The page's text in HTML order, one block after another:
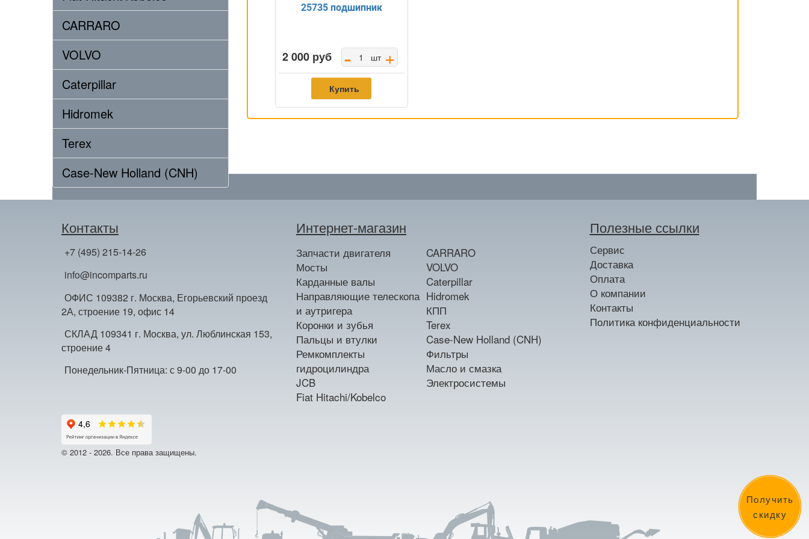
Получить
скидку
CARRARO
VOLVO
Caterpillar
Hidromek
Terex
Case-New Holland (CNH)
25735 подшипник
2 000 руб - шт +
Купить
Контакты
+7 (495) 215-14-26
info@incomparts.ru
ОФИС 109382 г. Москва, Егорьевский проезд
2А, строение 19, офис 14
СКЛАД 109341 г. Москва, ул. Люблинская 153,
строение 4
Понедельник-Пятница: с 9-00 до 17-00
Интернет-магазин
Запчасти двигателя
Мосты
Карданные валы
Направляющие телескопа
и аутригера
Коронки и зубья
Пальцы и втулки
Ремкомплекты
гидроцилиндра
JCB
Fiat Hitachi/Kobelco
CARRARO
VOLVO
Caterpillar
Hidromek
КПП
Terex
Case-New Holland (CNH)
Фильтры
Масло и смазка
Электросистемы
Полезные ссылки
Сервис
Доставка
Оплата
О компании
Контакты
Политика конфиденциальности
© 2012 - 2026. Все права защищены.